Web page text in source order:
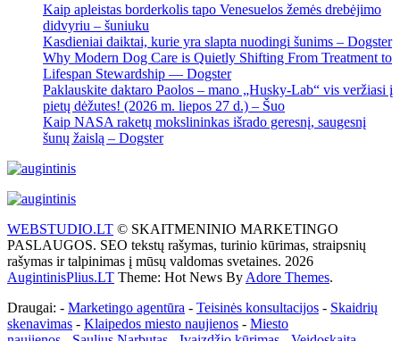
Kaip apleistas borderkolis tapo Venesuelos žemės drebėjimo
didvyriu – šuniuku
Kasdieniai daiktai, kurie yra slapta nuodingi šunims – Dogster
Why Modern Dog Care is Quietly Shifting From Treatment to
Lifespan Stewardship — Dogster
Paklauskite daktaro Paolos – mano „Husky-Lab“ vis veržiasi į
pietų dėžutes! (2026 m. liepos 27 d.) – Šuo
Kaip NASA raketų mokslininkas išrado geresnį, saugesnį
šunų žaislą – Dogster
WEBSTUDIO.LT © SKAITMENINIO MARKETINGO
PASLAUGOS. SEO tekstų rašymas, turinio kūrimas, straipsnių
rašymas ir talpinimas į mūsų valdomas svetaines. 2026
AugintinisPlius.LT Theme: Hot News By Adore Themes.
Draugai: - Marketingo agentūra - Teisinės konsultacijos - Skaidrių
skenavimas - Klaipedos miesto naujienos - Miesto